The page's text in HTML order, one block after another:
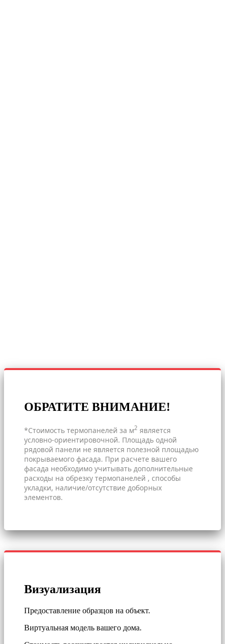
ОБРАТИТЕ ВНИМАНИЕ!
*Стоимость термопанелей за м2 является
условно-ориентировочной. Площадь одной
рядовой панели не является полезной площадью
покрываемого фасада. При расчете вашего
фасада необходимо учитывать дополнительные
расходы на обрезку термопанелей , способы
укладки, наличие/отсутствие доборных
элементов.
Визуализация
Предоставление образцов на объект.
Виртуальная модель вашего дома.